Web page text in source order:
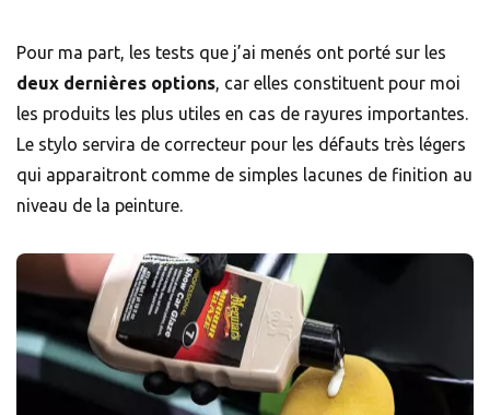
Pour ma part, les tests que j’ai menés ont porté sur les
deux dernières options, car elles constituent pour moi
les produits les plus utiles en cas de rayures importantes.
Le stylo servira de correcteur pour les défauts très légers
qui apparaitront comme de simples lacunes de finition au
niveau de la peinture.